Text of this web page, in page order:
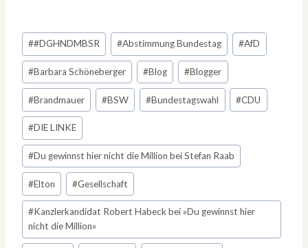
Schlagworte:
##DGHNDMBSR #Abstimmung Bundestag #AfD
#Barbara Schöneberger #Blog #Blogger
#Brandmauer #BSW #Bundestagswahl #CDU
#DIE LINKE
#Du gewinnst hier nicht die Million bei Stefan Raab
#Elton #Gesellschaft
#Kanzlerkandidat Robert Habeck bei »Du gewinnst hier
nicht die Million«